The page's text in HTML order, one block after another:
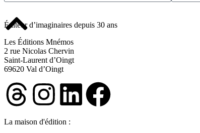
Éditeur d’imaginaires depuis 30 ans
Les Éditions Mnémos
2 rue Nicolas Chervin
Saint-Laurent d’Oingt
69620 Val d’Oingt
La maison d'édition :